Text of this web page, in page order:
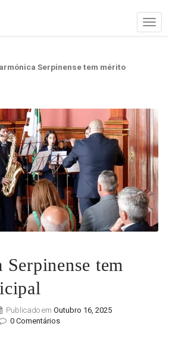
Serpinense tem mérito
tem
Publicado em Outubro 16, 2025
0 Comentários